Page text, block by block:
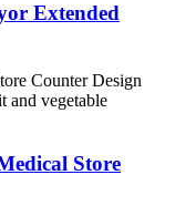
Extended
Store